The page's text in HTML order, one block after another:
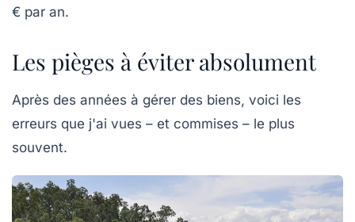
€ par an.
Les pièges à éviter absolument
Après des années à gérer des biens, voici les
erreurs que j'ai vues – et commises – le plus
souvent.